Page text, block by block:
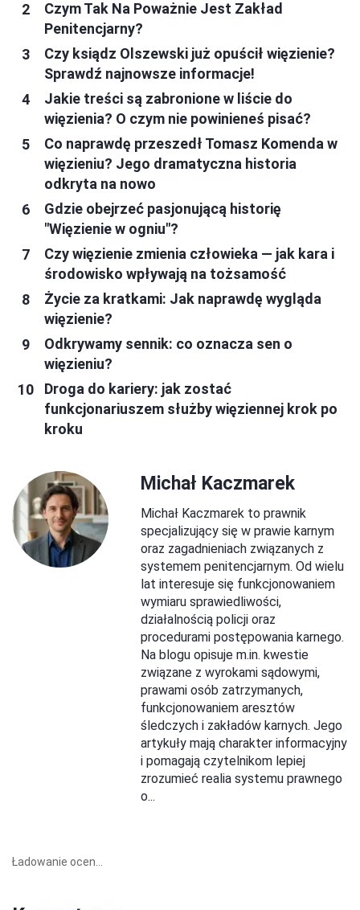
Czym Tak Na Poważnie Jest Zakład
Penitencjarny?
Czy ksiądz Olszewski już opuścił więzienie?
Sprawdź najnowsze informacje!
Jakie treści są zabronione w liście do
więzienia? O czym nie powinieneś pisać?
Co naprawdę przeszedł Tomasz Komenda w
więzieniu? Jego dramatyczna historia
odkryta na nowo
Gdzie obejrzeć pasjonującą historię
"Więzienie w ogniu"?
Czy więzienie zmienia człowieka — jak kara i
środowisko wpływają na tożsamość
Życie za kratkami: Jak naprawdę wygląda
więzienie?
Odkrywamy sennik: co oznacza sen o
więzieniu?
Droga do kariery: jak zostać
funkcjonariuszem służby więziennej krok po
kroku
Michał Kaczmarek
Michał Kaczmarek to prawnik
specjalizujący się w prawie karnym
oraz zagadnieniach związanych z
systemem penitencjarnym. Od wielu
lat interesuje się funkcjonowaniem
wymiaru sprawiedliwości,
działalnością policji oraz
procedurami postępowania karnego.
Na blogu opisuje m.in. kwestie
związane z wyrokami sądowymi,
prawami osób zatrzymanych,
funkcjonowaniem aresztów
śledczych i zakładów karnych. Jego
artykuły mają charakter informacyjny
i pomagają czytelnikom lepiej
zrozumieć realia systemu prawnego
o...
Ładowanie ocen...